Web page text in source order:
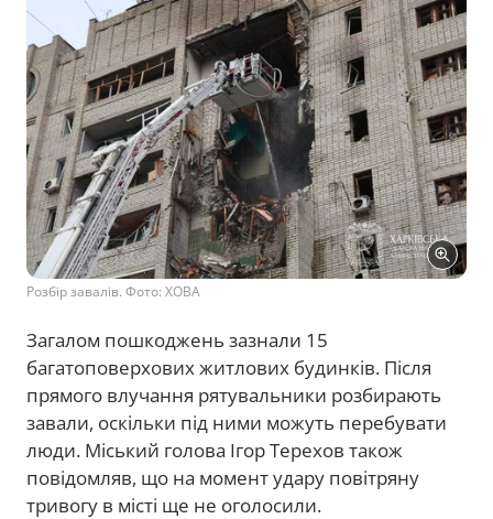
Розбір завалів. Фото: ХОВА
Загалом пошкоджень зазнали 15
багатоповерхових житлових будинків. Після
прямого влучання рятувальники розбирають
завали, оскільки під ними можуть перебувати
люди. Міський голова Ігор Терехов також
повідомляв, що на момент удару повітряну
тривогу в місті ще не оголосили.